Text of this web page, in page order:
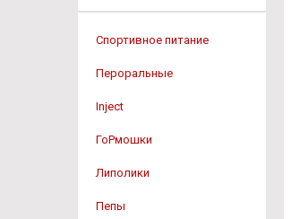
Спортивное питание
Пероральные
Inject
ГоРмошки
Липолики
Пепы